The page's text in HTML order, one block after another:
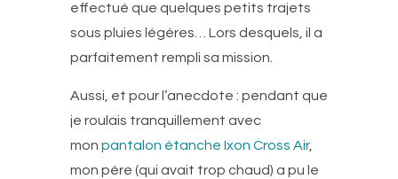
effectué que quelques petits trajets
sous pluies légères… Lors desquels, il a
parfaitement rempli sa mission.
Aussi, et pour l’anecdote : pendant que
je roulais tranquillement avec
mon pantalon étanche Ixon Cross Air,
mon père (qui avait trop chaud) a pu le